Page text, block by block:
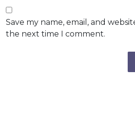
Save my name, email, and
the next time I comment.